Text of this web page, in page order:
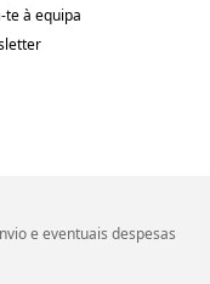
te à equipa
e eventuais despesas